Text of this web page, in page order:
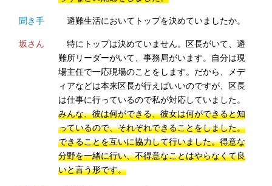
聞き手
避難生活においてトップを決めていましたか。
坂さん
特にトップは決めていません。区長がいて、避
難所リーダーがいて、事務局がいます。自分は現
場主任で一応現場のことをします。だから、メデ
ィアなどは本来区長が行えばいいのですが、区長
は仕事に行っているので私が対応していました。
みんな、彼は何ができる、彼女は何ができると知
っているので、それぞれできることをしました。
できることを互いに協力して行いました。得意な
分野を一緒に行い、不得意なことはやらなくて良
いと言う形です。